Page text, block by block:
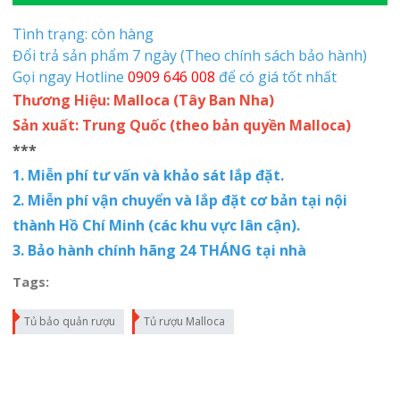
Tình trạng: còn hàng
Đổi trả sản phẩm 7 ngày (Theo chính sách bảo hành)
Gọi ngay Hotline 0909 646 008 để có giá tốt nhất
Thương Hiệu: Malloca (Tây Ban Nha)
Sản xuất: Trung Quốc (theo bản quyền Malloca)
***
1. Miễn phí tư vấn và khảo sát lắp đặt.
2. Miễn phí vận chuyển và lắp đặt cơ bản tại nội
thành Hồ Chí Minh (các khu vực lân cận).
3. Bảo hành chính hãng 24 THÁNG tại nhà
Tags:
Tủ bảo quản rượu Tủ rượu Malloca